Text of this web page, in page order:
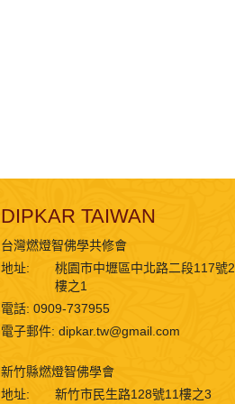
DIPKAR TAIWAN
台灣燃燈智佛學共修會
地址:
桃園市中壢區中北路二段117號2
樓之1
電話: 0909-737955
電子郵件: dipkar.tw@gmail.com
新竹縣燃燈智佛學會
地址:
新竹市民生路128號11樓之3